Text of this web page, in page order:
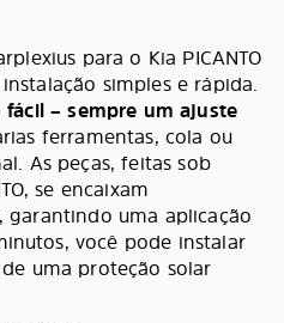
para o Kia PICANTO
simples e rápida.
fácil – sempre um ajuste
ferramentas, cola ou
As peças, feitas sob
se encaixam
uma aplicação
você pode instalar
uma proteção solar